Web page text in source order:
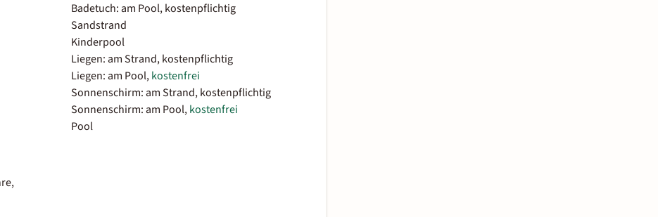
Badetuch: am Pool, kostenpflichtig
Sandstrand
Kinderpool
Liegen: am Strand, kostenpflichtig
Liegen: am Pool,kostenfrei
Sonnenschirm: am Strand, kostenpflichtig
Sonnenschirm: am Pool,kostenfrei
Pool